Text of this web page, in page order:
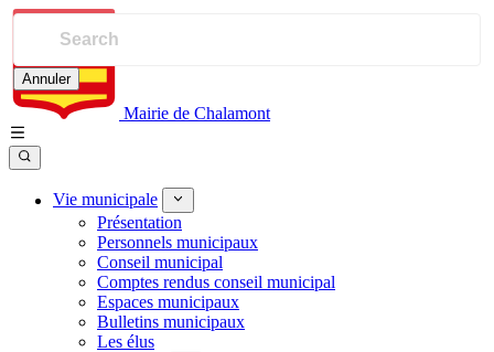
Mairie de Chalamont
Vie municipale
Présentation
Personnels municipaux
Conseil municipal
Comptes rendus conseil municipal
Espaces municipaux
Bulletins municipaux
Les élus
Annuler